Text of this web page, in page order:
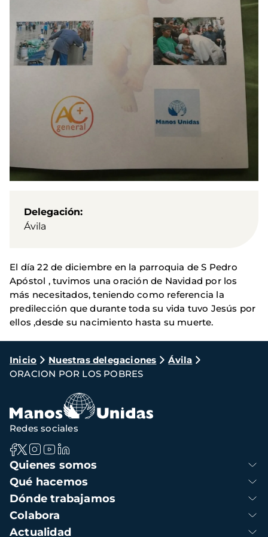
Delegación
Ávila
El día 22 de diciembre en la parroquia de S Pedro
Apóstol , tuvimos una oración de Navidad por los
más necesitados, teniendo como referencia la
predilección que durante toda su vida tuvo Jesús por
ellos ,desde su nacimiento hasta su muerte.
Ruta
de
navegación
Inicio Nuestras delegaciones
Ávila
ORACION POR LOS POBRES
Navegación
principal
Quienes somos
Qué hacemos
Dónde trabajamos
Colabora
Actualidad
Redes sociales